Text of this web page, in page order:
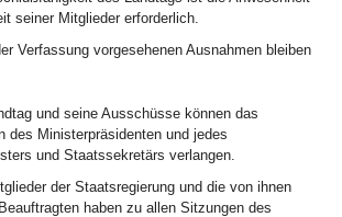
seiner Mitglieder erforderlich.
Verfassung vorgesehenen Ausnahmen bleiben
und seine Ausschüsse können das
des Ministerpräsidenten und jedes
und Staatssekretärs verlangen.
der Staatsregierung und die von ihnen
haben zu allen Sitzungen des